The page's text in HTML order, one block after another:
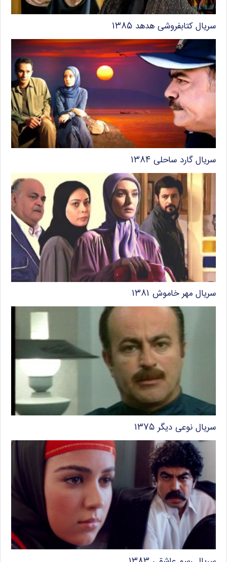
سریال کتابفروشی هدهد ۱۳۸۵
سریال گارد ساحلی ۱۳۸۴
سریال مهر خاموش ۱۳۸۱
سریال نوعی دیگر ۱۳۷۵